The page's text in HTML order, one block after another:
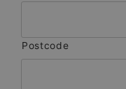
Postcode